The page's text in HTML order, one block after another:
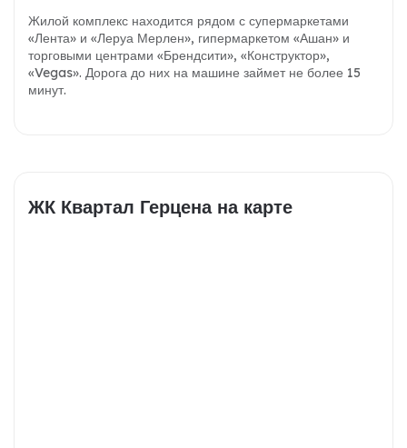
Жилой комплекс находится рядом с супермаркетами
«Лента» и «Леруа Мерлен», гипермаркетом «Ашан» и
торговыми центрами «Брендсити», «Конструктор»,
«Vegas». Дорога до них на машине займет не более 15
минут.
ЖК Квартал Герцена на карте